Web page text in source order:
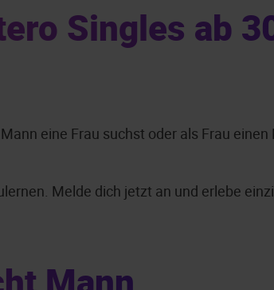
Singles ab
eine Frau suchst oder als Frau einen
Melde dich jetzt an und erlebe